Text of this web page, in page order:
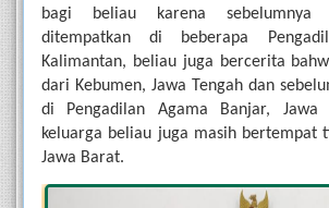
bagi beliau karena sebelumnya
ditempatkan di beberapa
Kalimantan, beliau juga bercerita
dari Kebumen, Jawa Tengah dan
di Pengadilan Agama Banjar,
keluarga beliau juga masih bertempat
Jawa Barat.